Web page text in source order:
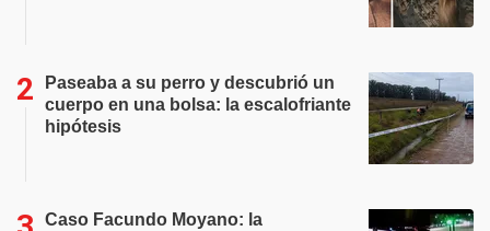
Paseaba a su perro y descubrió un
cuerpo en una bolsa: la escalofriante
hipótesis
Caso Facundo Moyano: la